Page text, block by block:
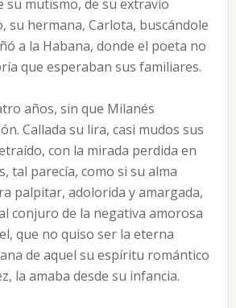
su mutismo, de su extravío
su hermana, Carlota, buscándole
a la Habana, donde el poeta no
que esperaban sus familiares.
años, sin que Milanés
Callada su lira, casi mudos sus
con la mirada perdida en
tal parecía, como si su alma
palpitar, adolorida y amargada,
conjuro de la negativa amorosa
que no quiso ser la eterna
de aquel su espíritu romántico
la amaba desde su infancia.